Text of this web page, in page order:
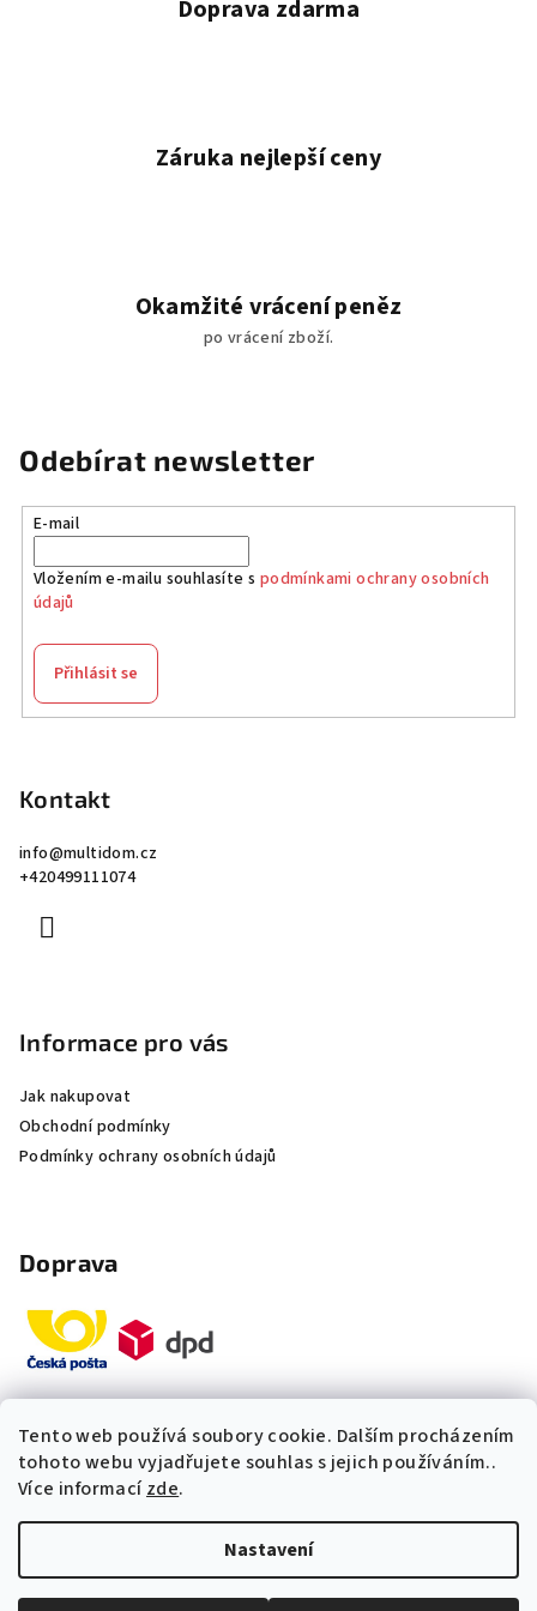
Tento web používá soubory cookie. Dalším procházením
tohoto webu vyjadřujete souhlas s jejich používáním..
Více informacízde.
Nastavení
s
Doprava zdarma
Záruka nejlepší ceny
Okamžité vrácení peněz
po vrácení zboží.
Odebírat newsletter
E-mail
Vložením e-mailu souhlasíte s podmínkami ochrany osobních
údajů
Přihlásit se
Kontakt
info@multidom.cz
+420499111074
Informace pro vás
Jak nakupovat
Obchodní podmínky
Podmínky ochrany osobních údajů
Doprava
Platby
„Odpovídáme okamžitě. S čím
vám můžeme pomoci?“